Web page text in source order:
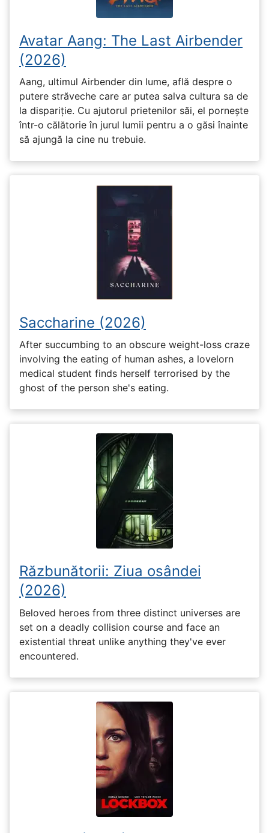
Avatar Aang: The Last Airbender
(2026)
Aang, ultimul Airbender din lume, află despre o
putere străveche care ar putea salva cultura sa de
la dispariție. Cu ajutorul prietenilor săi, el pornește
într-o călătorie în jurul lumii pentru a o găsi înainte
să ajungă la cine nu trebuie.
Saccharine (2026)
After succumbing to an obscure weight-loss craze
involving the eating of human ashes, a lovelorn
medical student finds herself terrorised by the
ghost of the person she's eating.
Răzbunătorii: Ziua osândei
(2026)
Beloved heroes from three distinct universes are
set on a deadly collision course and face an
existential threat unlike anything they've ever
encountered.